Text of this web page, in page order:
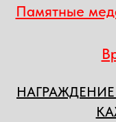
Памятные